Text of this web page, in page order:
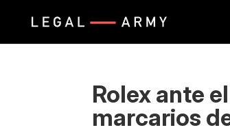
Rolex ante
marcarios